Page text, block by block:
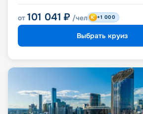
от 101 041 ₽ /чел +1 000
Выбрать круиз